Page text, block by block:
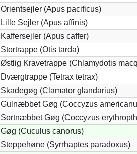
Orientsejler (Apus pacificus)
Lille Sejler (Apus affinis)
Kaffersejler (Apus caffer)
Stortrappe (Otis tarda)
Østlig Kravetrappe (Chlamydotis
Dværgtrappe (Tetrax tetrax)
Skadegøg (Clamator glandarius)
Gulnæbbet Gøg (Coccyzus
Sortnæbbet Gøg (Coccyzus
Gøg (Cuculus canorus)
Steppehøne (Syrrhaptes paradoxus)